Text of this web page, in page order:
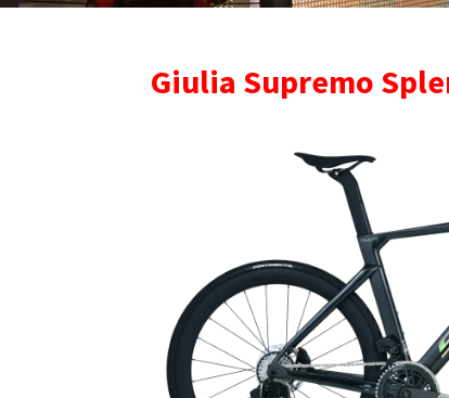
Giulia Supremo